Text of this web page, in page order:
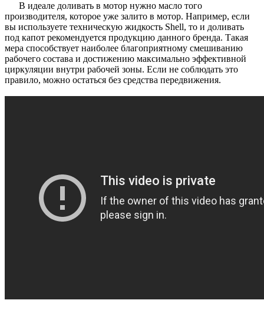
В идеале доливать в мотор нужно масло того
производителя, которое уже залито в мотор. Например, если
вы используете техническую жидкость Shell, то и доливать
под капот рекомендуется продукцию данного бренда. Такая
мера способствует наиболее благоприятному смешиванию
рабочего состава и достижению максимально эффективной
циркуляции внутри рабочей зоны. Если не соблюдать это
правило, можно остаться без средства передвижения.